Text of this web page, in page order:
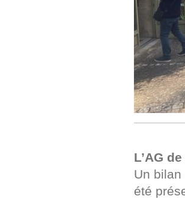
L’AG
Un bilan
été